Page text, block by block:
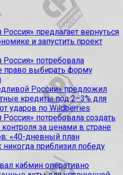
предлагает вернуться
и запустить проект
потребовала
право выбирать форму
России» предложил
кредиты под 2–3% для
ударов по Wildberries
потребовала создать
за ценами в стране
«40-дневный план
никогда приблизил победу
кабмин оперативно